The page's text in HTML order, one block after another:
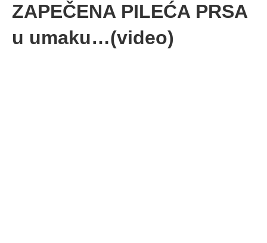
ZAPEČENA PILEĆA PRSA
u umaku…(video)